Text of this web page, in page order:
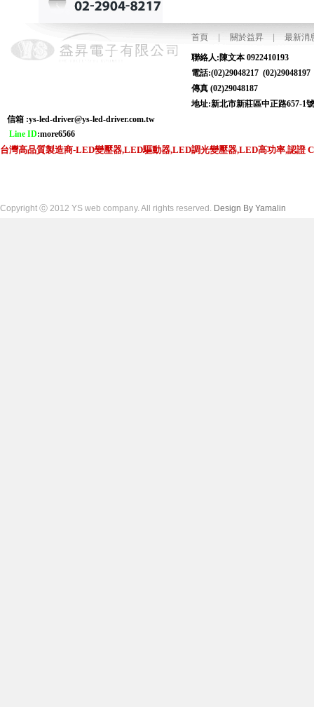
首頁 關於益昇|最新消
聯絡人:陳
電話:(02)29048217
傳真 (02)29048187
地址:新北市新莊區中正
信箱 :ys-led-driver@ys-led-driver.com.tw
Line ID:more6566
台灣高品質製造商-LED變壓器,LED驅動器,LED調光變壓器,LED高功率,認證
Copyright ⓒ 2012 YS web company. All rights reserved. Design By Yamalin